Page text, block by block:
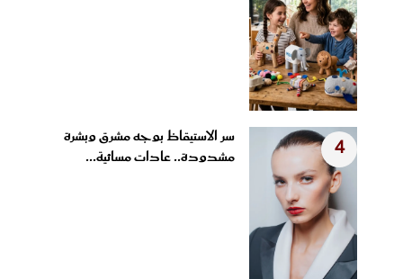
4
سر الاستيقاظ بوجه مشرق وبشرة
مشدودة.. عادات مسائية...